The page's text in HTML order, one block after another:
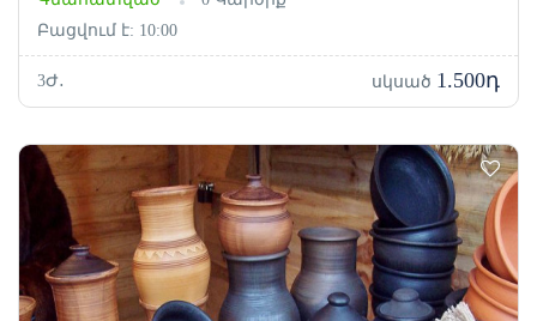
Բացվում է: 10:00
3Ժ․ սկսած 1.500դ